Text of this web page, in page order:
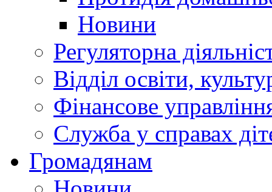
Новини
Регуляторна
Відділ освіти,
Фінансове
Служба у справах
Громадянам